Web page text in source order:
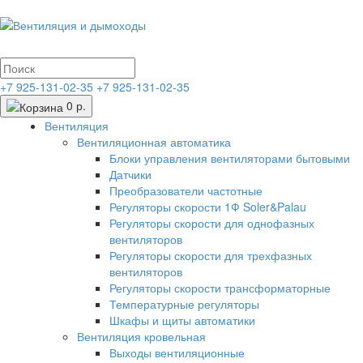
+7 925-131-02-35 +7 925-131-02-35
0 р.
Вентиляция
Вентиляционная автоматика
Блоки управления вентиляторами бытовыми
Датчики
Преобразователи частотные
Регуляторы скорости 1Ф Soler&Palau
Регуляторы скорости для однофазных
вентиляторов
Регуляторы скорости для трехфазных
вентиляторов
Регуляторы скорости трансформаторные
Температурные регуляторы
Шкафы и щиты автоматики
Вентиляция кровельная
Выходы вентиляционные